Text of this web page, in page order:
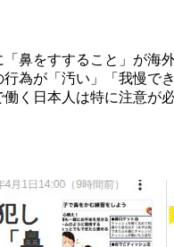
鼻をすすること」が
為が「汚い」「我慢で
く日本人は特に注意が必